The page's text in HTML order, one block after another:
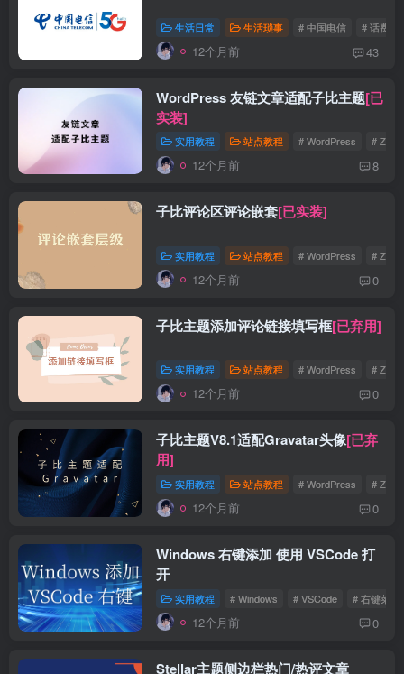
生活日常 生活琐事 # 中国电信 # 话费
12个月前 43
WordPress 友链文章适配子比主题[已
实装]
实用教程 站点教程 # WordPress # Zibll
12个月前 8
子比评论区评论嵌套[已实装]
实用教程 站点教程 # WordPress # Zibll
12个月前 0
子比主题添加评论链接填写框[已弃用]
实用教程 站点教程 # WordPress # Zibll
12个月前 0
子比主题V8.1适配Gravatar头像[已弃
用]
实用教程 站点教程 # WordPress # Zibll
12个月前 0
Windows 右键添加 使用 VSCode 打
开
实用教程 # Windows # VSCode # 右键菜单
12个月前 0
Stellar主题侧边栏热门/热评文章